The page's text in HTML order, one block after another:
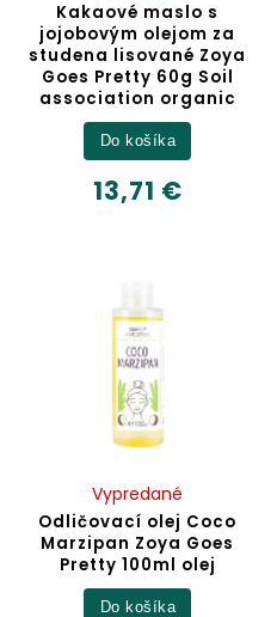
Kakaové maslo s
jojobovým olejom za
studena lisované Zoya
Goes Pretty 60g Soil
association organic
13,71 €
Do košíka
Odličovací olej Coco
Marzipan Zoya Goes
Pretty 100ml olej
Vypredané
Do košíka